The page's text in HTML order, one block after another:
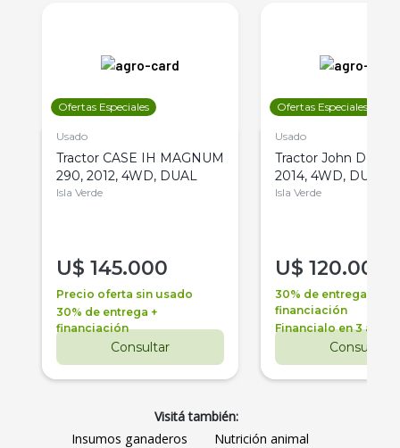
Ofertas Especiales
Usado
Tractor CASE IH MAGNUM
290, 2012, 4WD, DUAL
Isla Verde
U$ 145.000
Precio oferta sin usado
30% de entrega +
financiación
Consultar
Ofertas Especiales
Usado
Tractor John Deere
2014, 4WD, DUAL
Isla Verde
U$ 120.000
30% de entrega +
financiación
Financialo en 3 años
Consultar
Visitá también:
Insumos ganaderos
Nutrición animal